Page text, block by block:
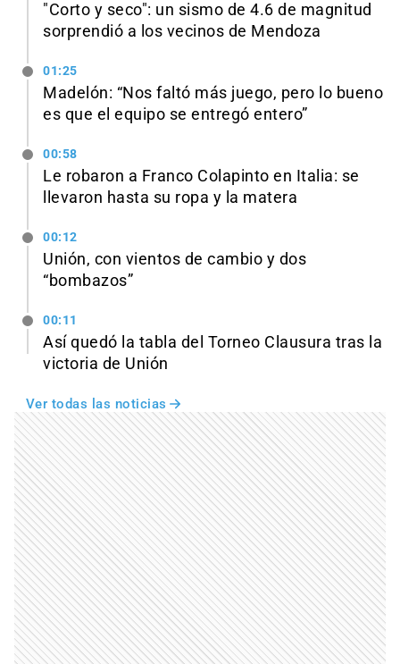
"Corto y seco": un sismo de 4.6 de magnitud
sorprendió a los vecinos de Mendoza
01:25
Madelón: “Nos faltó más juego, pero lo bueno
es que el equipo se entregó entero”
00:58
Le robaron a Franco Colapinto en Italia: se
llevaron hasta su ropa y la matera
00:12
Unión, con vientos de cambio y dos
“bombazos”
00:11
Así quedó la tabla del Torneo Clausura tras la
victoria de Unión
Ver todas las noticias